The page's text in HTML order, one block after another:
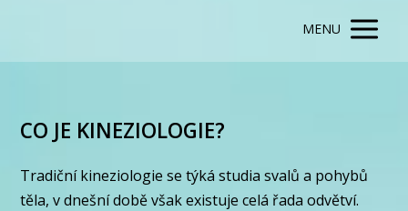
MENU
CO JE KINEZIOLOGIE?
Tradiční kineziologie se týká studia svalů a pohybů
těla, v dnešní době však existuje celá řada odvětví.